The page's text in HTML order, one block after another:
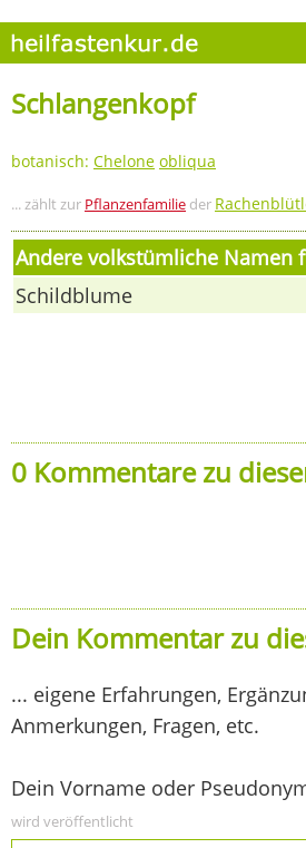
Schlangenkopf
botanisch: Chelone obliqua
... zählt zur Pflanzenfamilie der
Andere volkstümliche Namen
Schildblume
0 Kommentare zu
Dein Kommentar zu
... eigene Erfahrungen,
Anmerkungen, Fragen, etc.
Dein Vorname oder
wird veröffentlicht